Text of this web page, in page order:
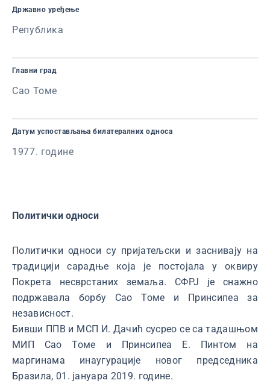
Државно уређење
Република
Главни град
Сао Томе
Датум успостављања билатералних односа
1977. године
Политички односи
Политички односи су пријатељски и заснивају на
традицији сарадње која је постојала у оквиру
Покрета несврстаних земаља. СФРЈ је снажно
подржавала борбу Сао Томе и Принсипеа за
независност.
Бивши ППВ и МСП И. Дачић сусрео се са тадашњом
МИП Сао Томе и Принсипеа Е. Пинтом на
маргинама инаугурације новог председника
Бразила, 01. јануара 2019. године.